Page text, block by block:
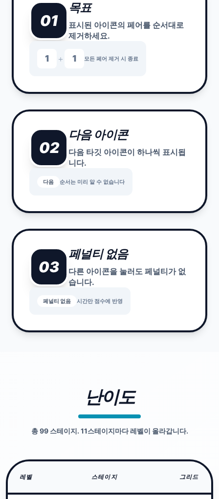
01
목표
표시된 아이콘의 페어를 순서대로
제거하세요.
1 ＋ 1 모든 페어 제거 시 종료
02
다음 아이콘
다음 타깃 아이콘이 하나씩 표시됩
니다.
다음 순서는 미리 알 수 없습니다
03
페널티 없음
다른 아이콘을 눌러도 페널티가 없
습니다.
페널티 없음 시간만 점수에 반영
난이도
총 99 스테이지. 11스테이지마다 레벨이 올라갑니다.
레벨 스테이지 그리드